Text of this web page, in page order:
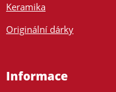
Keramika
Originální dárky
Informace